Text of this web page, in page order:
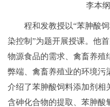
李本
程和发教授以“苯胂酸
染控制”为题开展授课。他
物源食品的需求、禽畜养殖
弊端、禽畜养殖业的环境污
介绍了苯胂酸饲料添加剂相
含砷化合物的提取、苯胂酸